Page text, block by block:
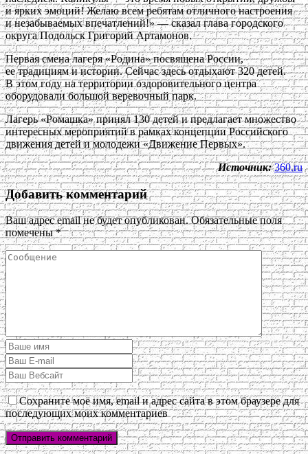
и ярких эмоций! Желаю всем ребятам отличного настроения
и незабываемых впечатлений!» — сказал глава городского
округа Подольск Григорий Артамонов.
Первая смена лагеря «Родина» посвящена России,
ее традициям и истории. Сейчас здесь отдыхают 320 детей.
В этом году на территории оздоровительного центра
оборудовали большой веревочный парк.
Лагерь «Ромашка» принял 130 детей и предлагает множество
интересных мероприятий в рамках концепции Российского
движения детей и молодежи «Движение Первых».
Источник: 360.ru
Добавить комментарий
Ваш адрес email не будет опубликован. Обязательные поля
помечены*
Сохраните моё имя, email и адрес сайта в этом браузере для
последующих моих комментариев